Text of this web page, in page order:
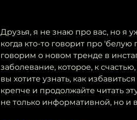
Друзья, я не знаю про вас, но я
когда кто-то говорит про 'белую
говорим о новом тренде в
заболевание, которое, к
вы хотите узнать, как
крепче и продолжайте читать
не только информативной, но и